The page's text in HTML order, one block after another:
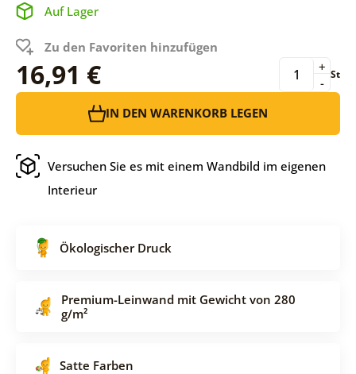
Auf Lager
Zu den Favoriten hinzufügen
16,91 € -
+ St
IN DEN WARENKORB LEGEN
Versuchen Sie es mit einem Wandbild im eigenen
Interieur
Ökologischer Druck
Premium-Leinwand mit Gewicht von 280
g/m²
Satte Farben